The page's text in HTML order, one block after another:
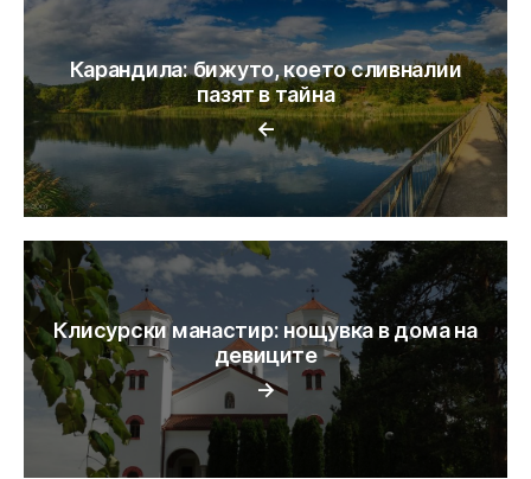
←
Карандила: бижуто, което сливналии
пазят в тайна
→
Клисурски манастир: нощувка в дома на
девиците